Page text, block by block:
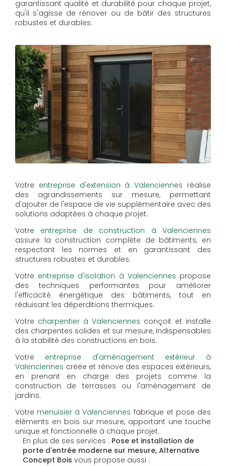
garantissant qualité et durabilité pour chaque projet,
qu'il s'agisse de rénover ou de bâtir des structures
robustes et durables.
Votre entreprise d'extension à Valenciennes réalise
des agrandissements sur mesure, permettant
d'ajouter de l'espace de vie supplémentaire avec des
solutions adaptées à chaque projet.
Votre entreprise de construction à Valenciennes
assure la construction complète de bâtiments, en
respectant les normes et en garantissant des
structures robustes et durables.
Votre entreprise d'isolation à Valenciennes propose
des techniques performantes pour améliorer
l'efficacité énergétique des bâtiments, tout en
réduisant les déperditions thermiques.
Votre charpentier à Valenciennes conçoit et installe
des charpentes solides et sur mesure, indispensables
à la stabilité des constructions en bois.
Votre entreprise d'aménagement extérieur à
Valenciennes créée et rénove des espaces extérieurs,
en prenant en charge des projets comme la
construction de terrasses ou l'aménagement de
jardins.
Votre menuisier à Valenciennes fabrique et pose des
éléments en bois sur mesure, apportant une touche
unique et fonctionnelle à chaque projet.
En plus de ses services : Pose et installation de
porte d'entrée moderne sur mesure, Alternative
Concept Bois vous propose aussi :